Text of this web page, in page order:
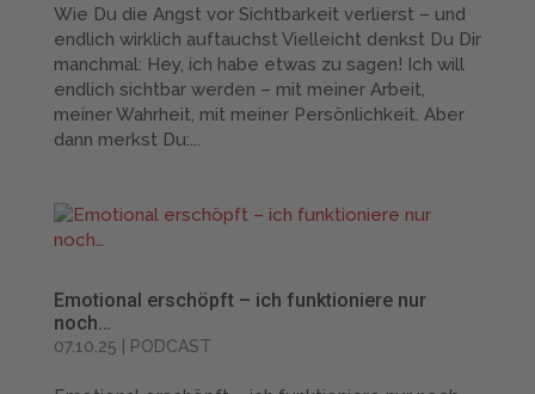
Wie Du die Angst vor Sichtbarkeit verlierst – und
endlich wirklich auftauchst Vielleicht denkst Du Dir
manchmal: Hey, ich habe etwas zu sagen! Ich will
endlich sichtbar werden – mit meiner Arbeit,
meiner Wahrheit, mit meiner Persönlichkeit. Aber
dann merkst Du:...
Emotional erschöpft – ich funktioniere nur
noch…
07.10.25 PODCAST